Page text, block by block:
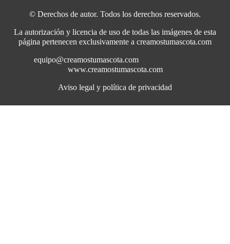
© Derechos de autor. Todos los derechos reservados.
La autorización y licencia de uso de todas las imágenes de esta
página pertenecen exclusivamente a creamostumascota.com
equipo@creamostumascota.com
www.creamostumascota.com
Aviso legal y política de privacidad